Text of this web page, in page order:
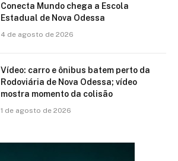
Conecta Mundo chega a Escola
Estadual de Nova Odessa
4 de agosto de 2026
Vídeo: carro e ônibus batem perto da
Rodoviária de Nova Odessa; vídeo
mostra momento da colisão
1 de agosto de 2026